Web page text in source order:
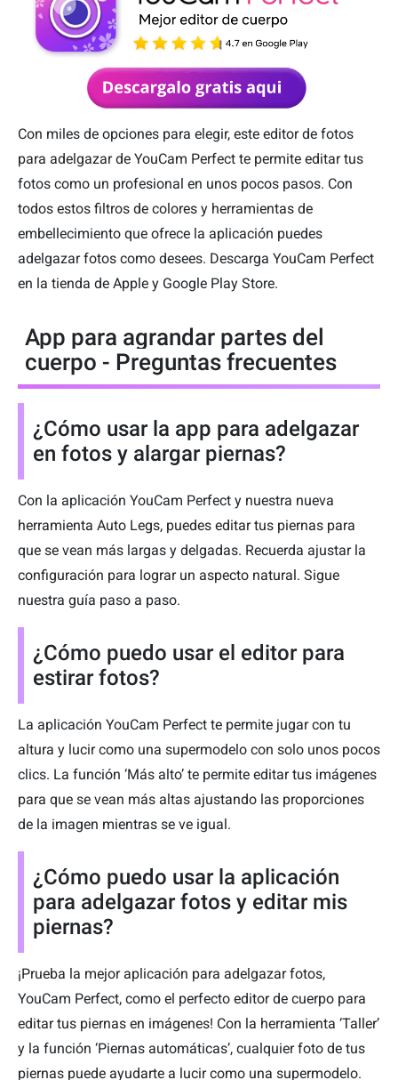
Con miles de opciones para elegir, este editor de fotos
para adelgazar de YouCam Perfect te permite editar tus
fotos como un profesional en unos pocos pasos. Con
todos estos filtros de colores y herramientas de
embellecimiento que ofrece la aplicación puedes
adelgazar fotos como desees. Descarga YouCam Perfect
en la tienda de Apple y Google Play Store.
App para agrandar partes del
cuerpo - Preguntas frecuentes
¿Cómo usar la app para adelgazar
en fotos y alargar piernas?
Con la aplicación YouCam Perfect y nuestra nueva
herramienta Auto Legs, puedes editar tus piernas para
que se vean más largas y delgadas. Recuerda ajustar la
configuración para lograr un aspecto natural. Sigue
nuestra guía paso a paso.
¿Cómo puedo usar el editor para
estirar fotos?
La aplicación YouCam Perfect te permite jugar con tu
altura y lucir como una supermodelo con solo unos pocos
clics. La función ‘Más alto’ te permite editar tus imágenes
para que se vean más altas ajustando las proporciones
de la imagen mientras se ve igual.
¿Cómo puedo usar la aplicación
para adelgazar fotos y editar mis
piernas?
¡Prueba la mejor aplicación para adelgazar fotos,
YouCam Perfect, como el perfecto editor de cuerpo para
editar tus piernas en imágenes! Con la herramienta ‘Taller’
y la función ‘Piernas automáticas’, cualquier foto de tus
piernas puede ayudarte a lucir como una supermodelo.